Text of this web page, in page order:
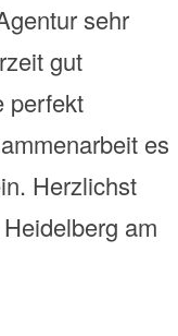
sehr
gut
perfekt
es
Herzlichst
am